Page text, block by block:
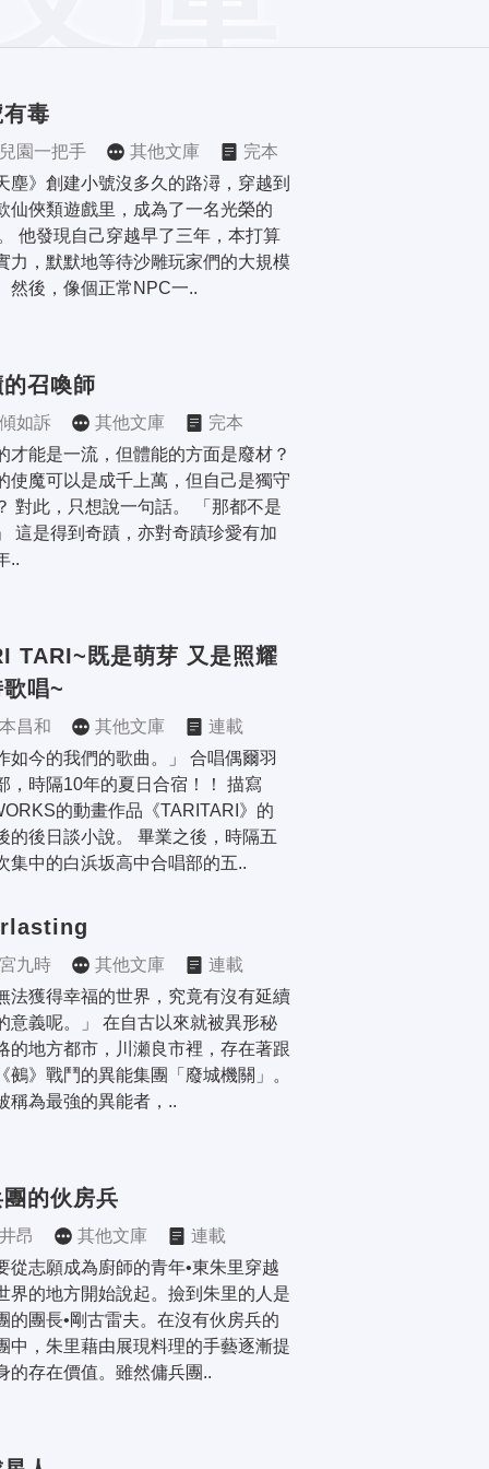
毒
園一把手 其他文庫
完本
塵》創建小號沒多久的路潯，穿越到
仙俠類遊戲里，成為了一名光榮的
他發現自己穿越早了三年，本打算
力，默默地等待沙雕玩家們的大規模
然後，像個正常NPC一..
召喚師
如訴 其他文庫
完本
才能是一流，但體能的方面是廢材？
使魔可以是成千上萬，但自己是獨守
對此，只想說一句話。 「那都不是
這是得到奇蹟，亦對奇蹟珍愛有加
..
TARI~既是萌芽 又是照耀
唱~
昌和 其他文庫
連載
如今的我們的歌曲。」 合唱偶爾羽
，時隔10年的夏日合宿！！ 描寫
的動畫作品《TARITARI》的
的後日談小說。 畢業之後，時隔五
集中的白浜坂高中合唱部的五..
九時 其他文庫
連載
法獲得幸福的世界，究竟有沒有延續
意義呢。」 在自古以來就被異形秘
的地方都市，川瀬良市裡，存在著跟
鵺》戰鬥的異能集團「廢城機關」。
稱為最強的異能者，..
的伙房兵
昂 其他文庫
連載
從志願成為廚師的青年•東朱里穿越
界的地方開始說起。撿到朱里的人是
的團長•剛古雷夫。在沒有伙房兵的
中，朱里藉由展現料理的手藝逐漸提
的存在價值。雖然傭兵團..